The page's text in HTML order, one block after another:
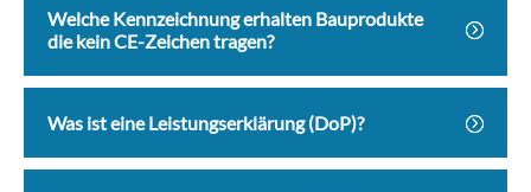
Welche Kennzeichnung erhalten Bauprodukte
die kein CE-Zeichen tragen?
Was ist eine Leistungserklärung (DoP)?